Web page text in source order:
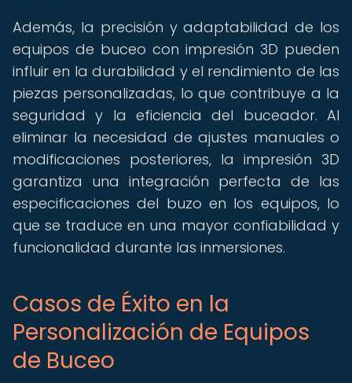
Además, la precisión y adaptabilidad de los
equipos de buceo con impresión 3D pueden
influir en la durabilidad y el rendimiento de las
piezas personalizadas, lo que contribuye a la
seguridad y la eficiencia del buceador. Al
eliminar la necesidad de ajustes manuales o
modificaciones posteriores, la impresión 3D
garantiza una integración perfecta de las
especificaciones del buzo en los equipos, lo
que se traduce en una mayor confiabilidad y
funcionalidad durante las inmersiones.
Casos de Éxito en la
Personalización de Equipos
de Buceo